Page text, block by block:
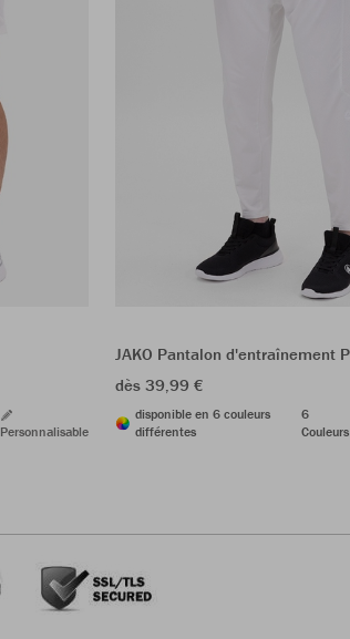
Personnalisable
JAKO Pantalon d'entraînement
dès 39,99 €
disponible en 6 couleurs
différentes
6
Couleurs